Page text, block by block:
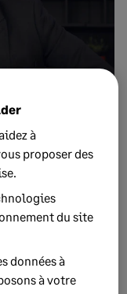
avec l’IA
métiers du
l’IA
à
proposer des
du site
données à
à votre